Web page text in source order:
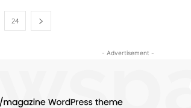
24
- Advertisement -